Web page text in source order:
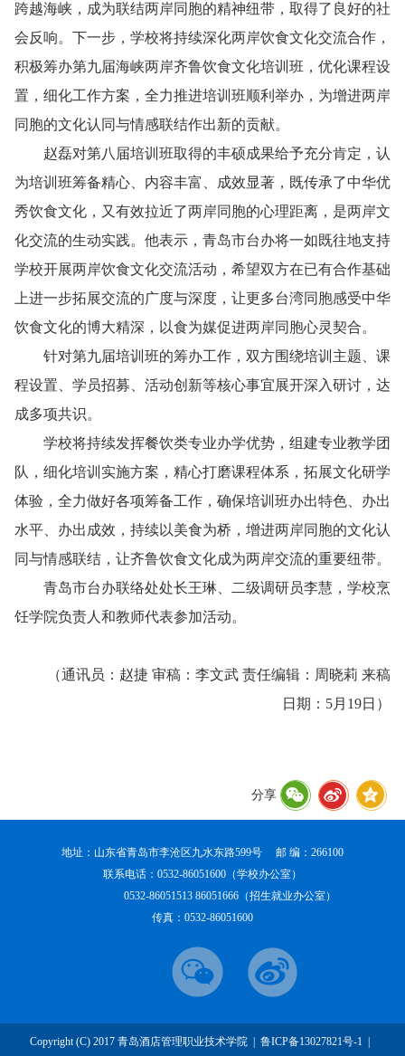
跨越海峡，成为联结两岸同胞的精神纽带，取得了良好的社
会反响。下一步，学校将持续深化两岸饮食文化交流合作，
积极筹办第九届海峡两岸齐鲁饮食文化培训班，优化课程设
置，细化工作方案，全力推进培训班顺利举办，为增进两岸
同胞的文化认同与情感联结作出新的贡献。
赵磊对第八届培训班取得的丰硕成果给予充分肯定，认
为培训班筹备精心、内容丰富、成效显著，既传承了中华优
秀饮食文化，又有效拉近了两岸同胞的心理距离，是两岸文
化交流的生动实践。他表示，青岛市台办将一如既往地支持
学校开展两岸饮食文化交流活动，希望双方在已有合作基础
上进一步拓展交流的广度与深度，让更多台湾同胞感受中华
饮食文化的博大精深，以食为媒促进两岸同胞心灵契合。
针对第九届培训班的筹办工作，双方围绕培训主题、课
程设置、学员招募、活动创新等核心事宜展开深入研讨，达
成多项共识。
学校将持续发挥餐饮类专业办学优势，组建专业教学团
队，细化培训实施方案，精心打磨课程体系，拓展文化研学
体验，全力做好各项筹备工作，确保培训班办出特色、办出
水平、办出成效，持续以美食为桥，增进两岸同胞的文化认
同与情感联结，让齐鲁饮食文化成为两岸交流的重要纽带。
青岛市台办联络处处长王琳、二级调研员李慧，学校烹
饪学院负责人和教师代表参加活动。
（通讯员：赵捷 审稿：李文武 责任编辑：周晓莉 来稿
日期：5月19日）
分享
地址：山东省青岛市李沧区九水东路599号 邮 编：266100
联系电话：0532-86051600（学校办公室）
0532-86051513 86051666（招生就业办公室）
传真：0532-86051600
Copyright (C) 2017 青岛酒店管理职业技术学院 | 鲁ICP备13027821号-1